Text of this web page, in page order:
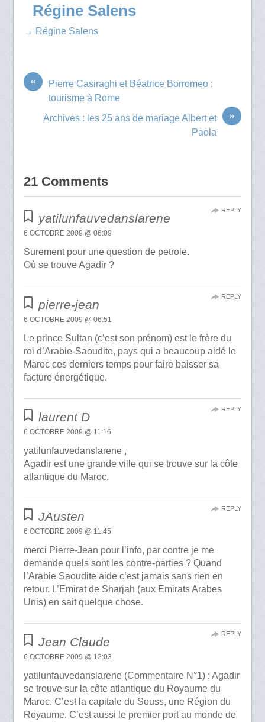
Régine Salens
→ Régine Salens
«
Pierre Casiraghi et Béatrice Borromeo :
tourisme à Rome
»
Archives : les 25 ans de mariage Albert et
Paola
21 Comments
yatilunfauvedanslarene
6 OCTOBRE 2009 @ 06:09
Surement pour une question de petrole.
Où se trouve Agadir ?
REPLY
pierre-jean
6 OCTOBRE 2009 @ 06:51
Le prince Sultan (c’est son prénom) est le frère du
roi d’Arabie-Saoudite, pays qui a beaucoup aidé le
Maroc ces derniers temps pour faire baisser sa
facture énergétique.
REPLY
laurent D
6 OCTOBRE 2009 @ 11:16
yatilunfauvedanslarene ,
Agadir est une grande ville qui se trouve sur la côte
atlantique du Maroc.
REPLY
JAusten
6 OCTOBRE 2009 @ 11:45
merci Pierre-Jean pour l’info, par contre je me
demande quels sont les contre-parties ? Quand
l’Arabie Saoudite aide c’est jamais sans rien en
retour. L’Emirat de Sharjah (aux Emirats Arabes
Unis) en sait quelque chose.
REPLY
Jean Claude
6 OCTOBRE 2009 @ 12:03
yatilunfauvedanslarene (Commentaire N°1) : Agadir
se trouve sur la côte atlantique du Royaume du
Maroc. C’est la capitale du Souss, une Région du
Royaume. C’est aussi le premier port au monde de
REPLY